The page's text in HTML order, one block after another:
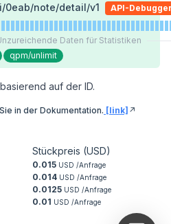
0eab/note/detail/v1 API-
Daten für Statistiken
qpm/unlimit
auf der ID.
in der Dokumentation. [link] ↗️
Stückpreis (USD)
0.015 USD /Anfrage
0.014 USD /Anfrage
0.0125 USD /Anfrage
0.01 USD /Anfrage